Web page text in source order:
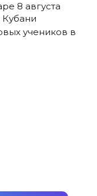
8 августа
учеников в